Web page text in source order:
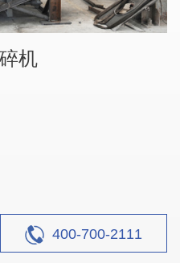
机
400-700-2111